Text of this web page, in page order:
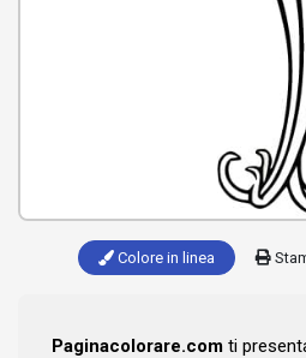
Colore in linea
Paginacolorare.com ti